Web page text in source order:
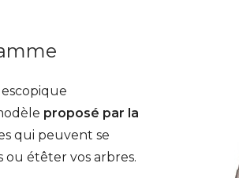
proposé par la
qui peuvent se
étêter vos arbres.